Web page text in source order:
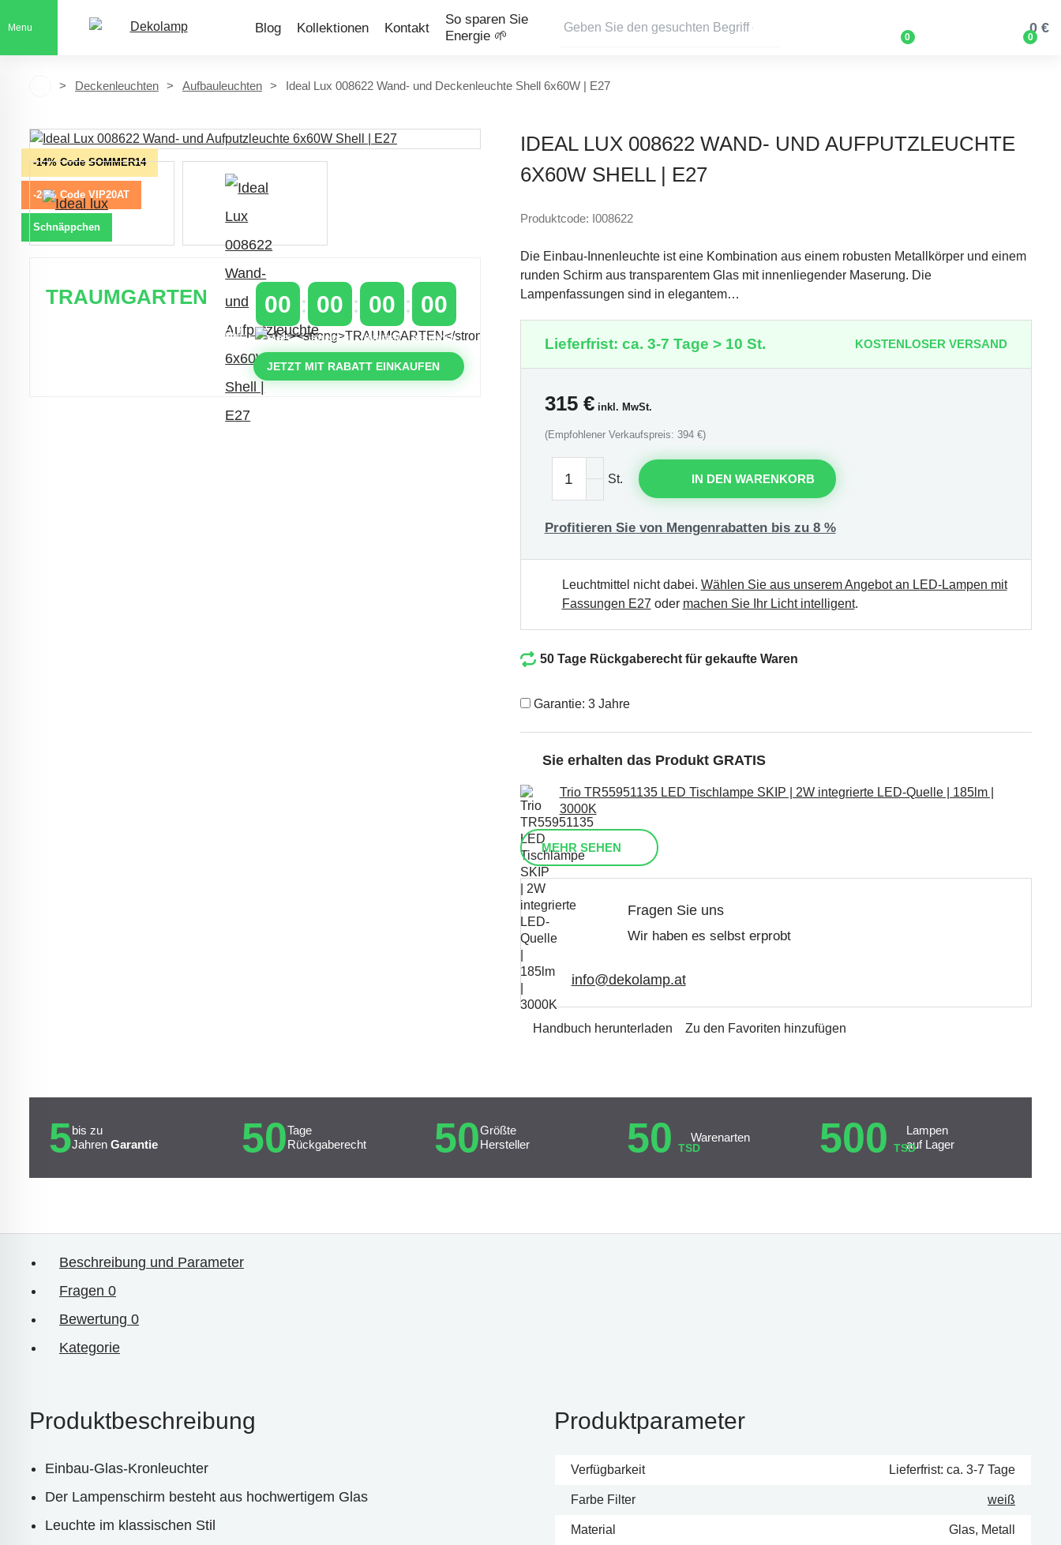
Menu Blog Kollektionen Kontakt
So sparen Sie
Energie 🌱
0 0
0 €
Deckenleuchten Aufbauleuchten Ideal Lux 008622 Wand- und Deckenleuchte Shell 6x60W | E27
IDEAL LUX 008622 WAND- UND AUFPUTZLEUCHTE
6X60W SHELL | E27
-14% Code SOMMER14
-20% Code VIP20AT
Schnäppchen
TRAUMGARTEN
Zeitlich begrenzter 20 % Rabatt auf
00
TAGE
00
STUNDEN
00
MINUTEN
00
SEKUNDEN
JETZT MIT RABATT EINKAUFEN
Produktcode: I008622
Die Einbau-Innenleuchte ist eine Kombination aus einem robusten Metallkörper und einem
runden Schirm aus transparentem Glas mit innenliegender Maserung. Die
Lampenfassungen sind in elegantem…
Lieferfrist: ca. 3-7 Tage > 10 St. KOSTENLOSER VERSAND
315€inkl. MwSt.
(Empfohlener Verkaufspreis: 394 €)
St. IN DEN WARENKORB
Profitieren Sie von Mengenrabatten bis zu 8 %
Leuchtmittel nicht dabei. Wählen Sie aus unserem Angebot an LED-Lampen mit
Fassungen E27 oder machen Sie Ihr Licht intelligent.
50 Tage Rückgaberecht für gekaufte Waren
Garantie: 3 Jahre
Sie erhalten das Produkt GRATIS
Trio TR55951135 LED Tischlampe SKIP | 2W integrierte LED-Quelle | 185lm |
3000K
MEHR SEHEN
Fragen Sie uns
Wir haben es selbst erprobt
info@dekolamp.at
Handbuch herunterladen Zu den Favoriten hinzufügen
5bis zu
Jahren Garantie 50Tage
Rückgaberecht
50Größte
Hersteller
50 TSD
Warenarten 500 TSD
Lampen
auf Lager
Beschreibung und Parameter
Fragen 0
Bewertung 0
Kategorie
Produktbeschreibung
Einbau-Glas-Kronleuchter
Der Lampenschirm besteht aus hochwertigem Glas
Leuchte im klassischen Stil
Produktparameter
Verfügbarkeit Lieferfrist: ca. 3-7 Tage
Farbe Filter weiß
Material Glas, Metall